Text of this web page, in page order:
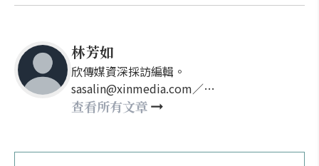
林芳如
欣傳媒資深採訪編輯。
sasalin@xinmedia.com／
happy21917@gmail.com
查看所有文章